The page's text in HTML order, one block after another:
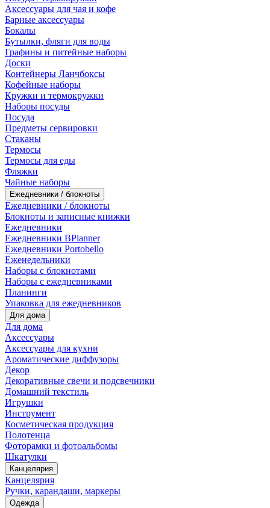
Аксессуары для чая и кофе
Барные аксессуары
Бокалы
Бутылки, фляги для воды
Графины и питейные наборы
Доски
Контейнеры Ланчбоксы
Кофейные наборы
Кружки и термокружки
Наборы посуды
Посуда
Предметы сервировки
Стаканы
Термосы
Термосы для еды
Фляжки
Чайные наборы
Ежедневники / блокноты
Ежедневники / блокноты
Блокноты и записные книжки
Ежедневники
Ежедневники BPlanner
Ежедневники Portobello
Еженедельники
Наборы с блокнотами
Наборы с ежедневниками
Планинги
Упаковка для ежедневников
Для дома
Для дома
Аксессуары
Аксессуары для кухни
Ароматические диффузоры
Декор
Декоративные свечи и подсвечники
Домашний текстиль
Игрушки
Инструмент
Косметическая продукция
Полотенца
Фоторамки и фотоальбомы
Шкатулки
Канцелярия
Канцелярия
Ручки, карандаши, маркеры
Одежда